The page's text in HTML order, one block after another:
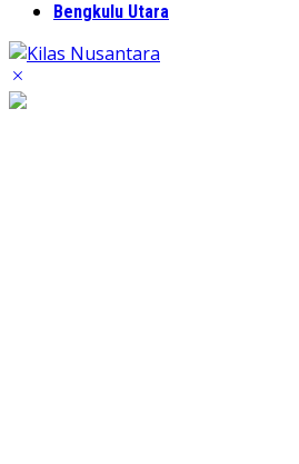
Bengkulu Utara